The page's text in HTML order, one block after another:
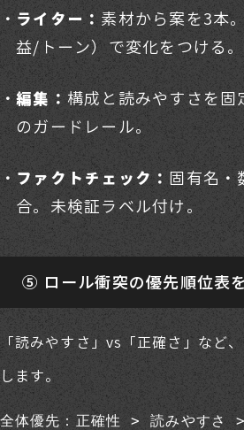
ライター： 素材から案を3本
益/トーン）で変化をつける。
編集： 構成と読みやすさを
のガードレール。
ファクトチェック： 固有名・
合。未検証ラベル付け。
⑤ ロール衝突の優先順位表
「読みやすさ」vs「正確さ」など
します。
全体優先：正確性 > 読みやすさ